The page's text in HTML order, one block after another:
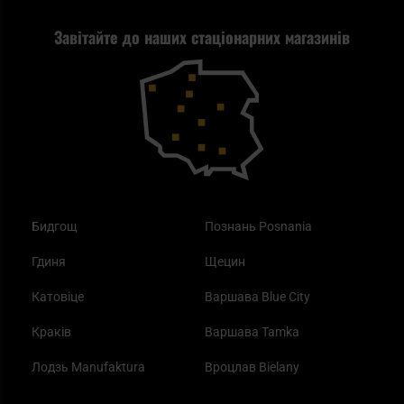
Завітайте до наших стаціонарних магазинів
Бидгощ
Гдиня
Катовіце
Краків
Лодзь Manufaktura
Познань Posnania
Щецин
Варшава Blue City
Варшава Tamka
Вроцлав Bielany
Повернення товару
Blackout - що це таке?
Як працює маска від смогу?
Найкращі спальні мішки на осінь
Самозахист